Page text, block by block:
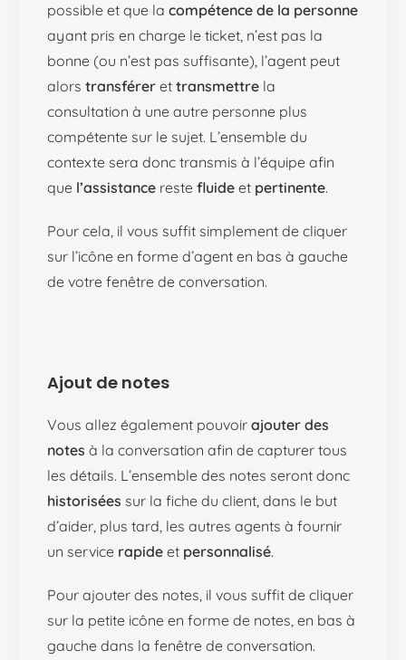
possible et que lacompétence de la personne
ayant pris en charge le ticket, n’est pas la
bonne (ou n’est pas suffisante), l’agent peut
alorstransférer ettransmettre la
consultation à une autre personne plus
compétente sur le sujet. L’ensemble du
contexte sera donc transmis à l’équipe afin
que l’assistance restefluide et pertinente.
Pour cela, il vous suffit simplement de cliquer
sur l’icône en forme d’agent en bas à gauche
de votre fenêtre de conversation.
Ajout de notes
Vous allez également pouvoirajouter des
notes à la conversation afin de capturer tous
les détails. L’ensemble des notes seront donc
historisées sur la fiche du client, dans le but
d’aider, plus tard, les autres agents à fournir
un service rapide et personnalisé.
Pour ajouter des notes, il vous suffit de cliquer
sur la petite icône en forme de notes, en bas à
gauche dans la fenêtre de conversation.